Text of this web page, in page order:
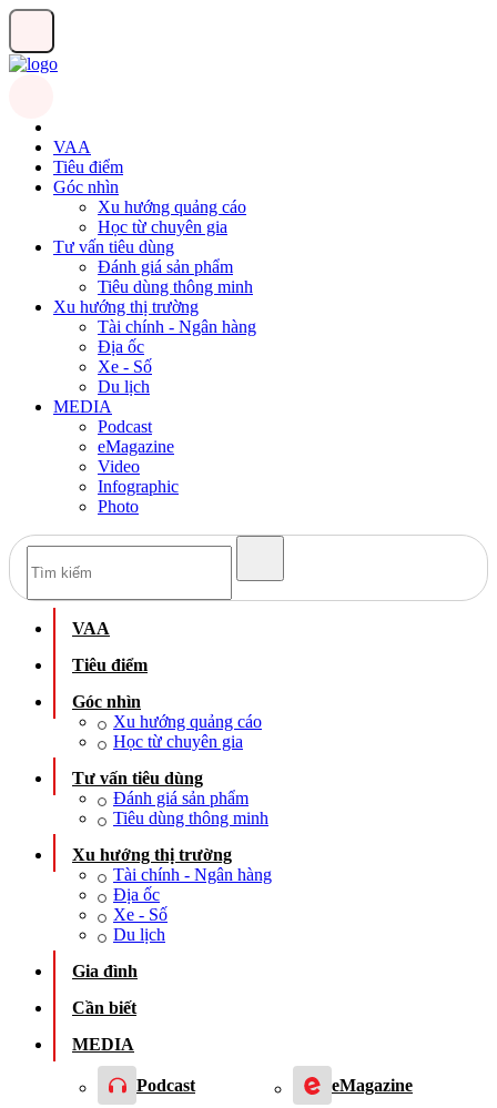
VAA
Tiêu điểm
Góc nhìn
Xu hướng quảng cáo
Học từ chuyên gia
Tư vấn tiêu dùng
Đánh giá sản phẩm
Tiêu dùng thông minh
Xu hướng thị trường
Tài chính - Ngân hàng
Địa ốc
Xe - Số
Du lịch
MEDIA
Podcast
eMagazine
Video
Infographic
Photo
VAA
Tiêu điểm
Góc nhìn
Xu hướng quảng cáo
Học từ chuyên gia
Tư vấn tiêu dùng
Đánh giá sản phẩm
Tiêu dùng thông minh
Xu hướng thị trường
Tài chính - Ngân hàng
Địa ốc
Xe - Số
Du lịch
Gia đình
Cần biết
MEDIA
Podcast eMagazine